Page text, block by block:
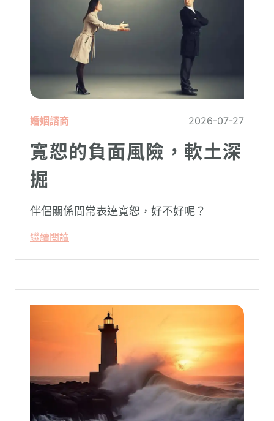
婚姻諮商 2026-07-27
寬恕的負面風險，軟土深
掘
伴侶關係間常表達寬恕，好不好呢？
繼續閱讀